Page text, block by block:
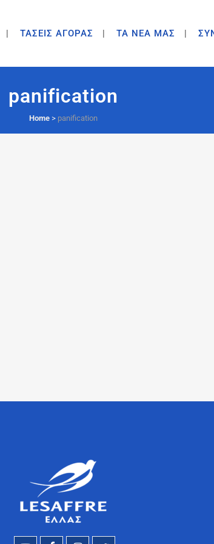
ΤΑΣΕΙΣ ΑΓΟΡΑΣ ΤΑ ΝΕΑ ΜΑΣ
panification
Home> panification